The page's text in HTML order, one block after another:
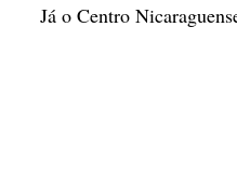
Já o Centro